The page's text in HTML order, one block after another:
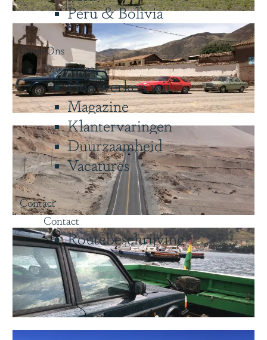
Peru & Bolivia
Over Ons
Ons verhaal
Hoe werken wij
Magazine
Klantervaringen
Duurzaamheid
Vacatures
Contact
Contact
Routebeschrijving